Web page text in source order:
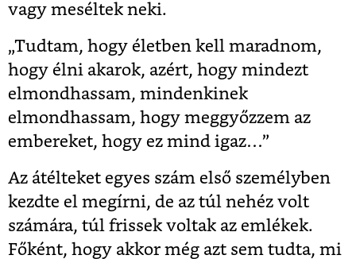
vagy meséltek neki.
„Tudtam, hogy életben kell maradnom,
hogy élni akarok, azért, hogy mindezt
elmondhassam, mindenkinek
elmondhassam, hogy meggyőzzem az
embereket, hogy ez mind igaz…”
Az átélteket egyes szám első személyben
kezdte el megírni, de az túl nehéz volt
számára, túl frissek voltak az emlékek.
Főként, hogy akkor még azt sem tudta, mi